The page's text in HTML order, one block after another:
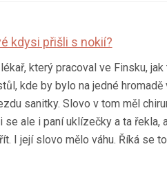
kdysi přišli s nokií?
který pracoval ve Finsku,
kde by bylo na jedné
sanitky. Slovo v tom měl
ale i paní uklízečky a ta řekla,
I její slovo mělo váhu. Říká se